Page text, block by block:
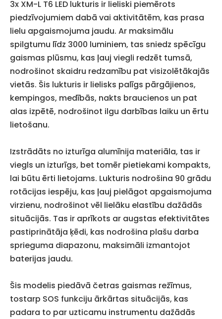
3x XM-L T6 LED lukturis ir lieliski piemērots
piedzīvojumiem dabā vai aktivitātēm, kas prasa
lielu apgaismojuma jaudu. Ar maksimālu
spilgtumu līdz 3000 luminiem, tas sniedz spēcīgu
gaismas plūsmu, kas ļauj viegli redzēt tumsā,
nodrošinot skaidru redzamību pat visizolētākajās
vietās. Šis lukturis ir lielisks palīgs pārgājienos,
kempingos, medībās, nakts braucienos un pat
alas izpētē, nodrošinot ilgu darbības laiku un ērtu
lietošanu.
Izstrādāts no izturīga alumīnija materiāla, tas ir
viegls un izturīgs, bet tomēr pietiekami kompakts,
lai būtu ērti lietojams. Lukturis nodrošina 90 grādu
rotācijas iespēju, kas ļauj pielāgot apgaismojuma
virzienu, nodrošinot vēl lielāku elastību dažādās
situācijās. Tas ir aprīkots ar augstas efektivitātes
pastiprinātāja ķēdi, kas nodrošina plašu darba
sprieguma diapazonu, maksimāli izmantojot
baterijas jaudu.
Šis modelis piedāvā četras gaismas režīmus,
tostarp SOS funkciju ārkārtas situācijās, kas
padara to par uzticamu instrumentu dažādās